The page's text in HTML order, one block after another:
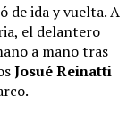
de ida y vuelta. A
el delantero
a mano tras
Josué Reinatti